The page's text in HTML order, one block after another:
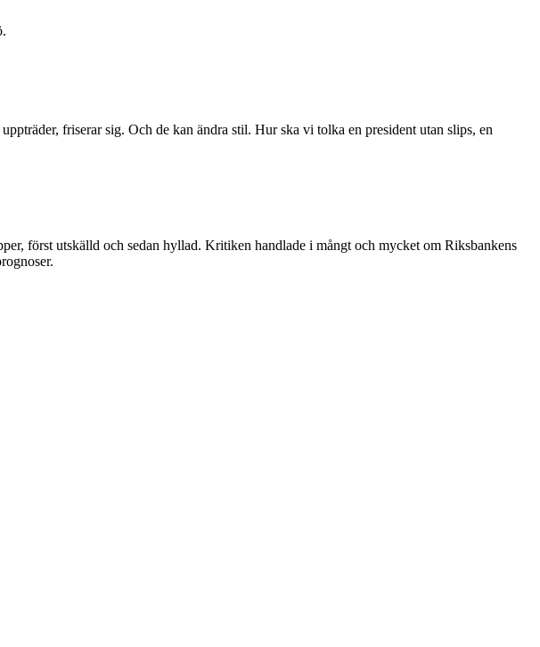
friserar sig. Och de kan ändra stil. Hur ska vi tolka en president utan slips, en
först utskälld och sedan hyllad. Kritiken handlade i mångt och mycket om Riksbankens